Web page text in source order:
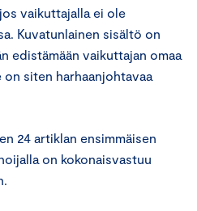
vaikuttajalla ei ole
Kuvatunlainen sisältö on
edistämään vaikuttajan omaa
siten harhaanjohtavaa
24 artiklan ensimmäisen
on kokonaisvastuu